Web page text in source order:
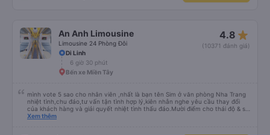
An Anh Limousine
Limousine 24 Phòng Đôi
4.8 star_rate
(10371 đánh giá)
Di Linh
6 giờ 30 phút
Bến xe Miền Tây
mình vote 5 sao cho nhân viên ,nhất là bạn tên Sim ở văn phòng Nha Trang
nhiệt tình,chu đáo,tư vấn tận tình hợp lý,kiên nhẫn nghe yêu cầu thay đổi
của khách hàng và giải quyết nhiệt tình thấu đáo.Mười điểm cho thái độ & sự
chuyên nghiệp của bạn Sim. Mình ấn tượng với bạn Sim và có hỏi thăm tài xế
Xem thêm